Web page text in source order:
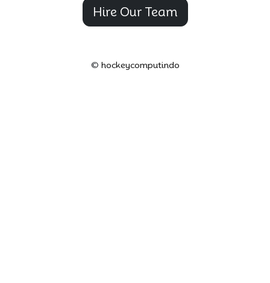
Hire Our Team
© hockeycomputindo